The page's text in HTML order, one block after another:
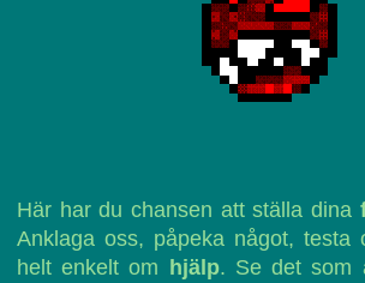
Här har du chansen att ställa dina
Anklaga oss, påpeka något, testa
helt enkelt om
hjälp. Se det som